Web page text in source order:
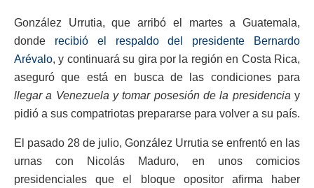
González Urrutia, que arribó el martes a Guatemala,
donde recibió el respaldo del presidente Bernardo
Arévalo, y continuará su gira por la región en Costa Rica,
aseguró que está en busca de las condiciones para
llegar a Venezuela y tomar posesión de la presidencia y
pidió a sus compatriotas prepararse para volver a su país.
El pasado 28 de julio, González Urrutia se enfrentó en las
urnas con Nicolás Maduro, en unos comicios
presidenciales que el bloque opositor afirma haber